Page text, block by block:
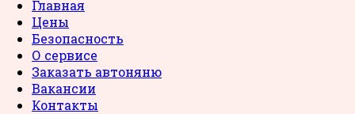
Главная
Цены
Безопасность
О сервисе
Заказать автоняню
Вакансии
Контакты